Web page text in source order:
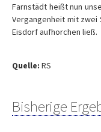
Farnstädt heißt nun
Vergangenheit mit
Eisdorf aufhorchen ließ.
Quelle: RS
Bisherige